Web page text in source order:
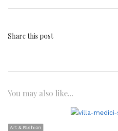
Share this post
You may also like...
Art & Fashion